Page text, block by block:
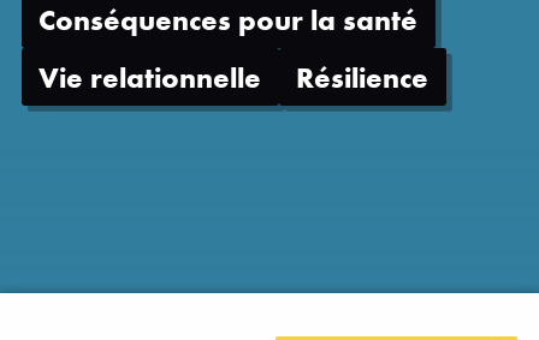
Conséquences pour la santé
Vie relationnelle
Résilience